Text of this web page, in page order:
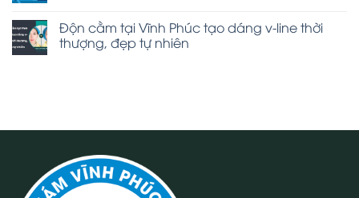
Độn cằm tại Vĩnh Phúc tạo dáng v-line thời
thượng, đẹp tự nhiên